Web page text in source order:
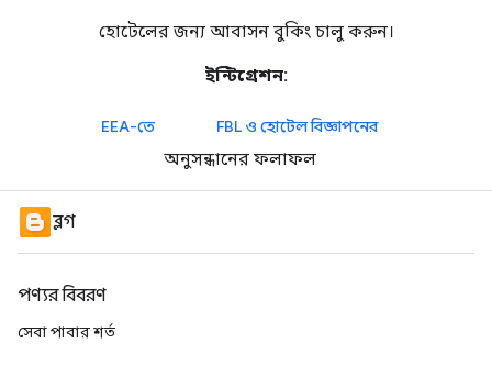
হোটেলের জন্য আবাসন বুকিং চালু করুন।
ইন্টিগ্রেশন:
EEA-তে FBL ও হোটেল বিজ্ঞাপনের
অনুসন্ধানের ফলাফল
ব্লগ
পণ্যর বিবরণ
সেবা পাবার শর্ত